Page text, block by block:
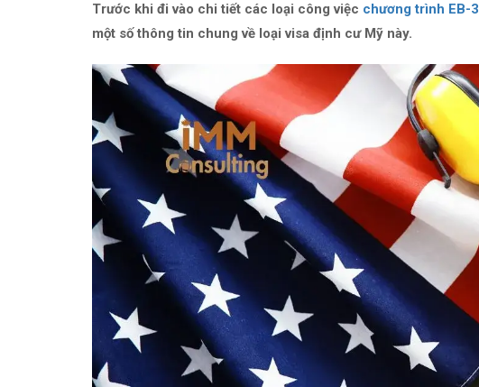
Trước khi đi vào chi tiết các loại công việc chương trình EB-3
một số thông tin chung về loại visa định cư Mỹ này.